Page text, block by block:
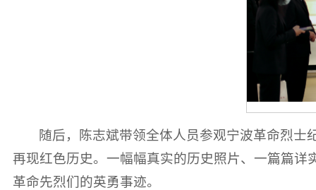
随后，陈志斌带领全体人员参观宁波革命烈
再现红色历史。一幅幅真实的历史照片、一篇篇
革命先烈们的英勇事迹。